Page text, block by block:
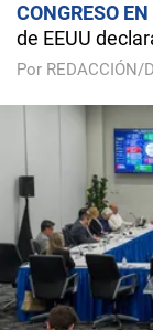
CONGRESO
de EEUU
Por